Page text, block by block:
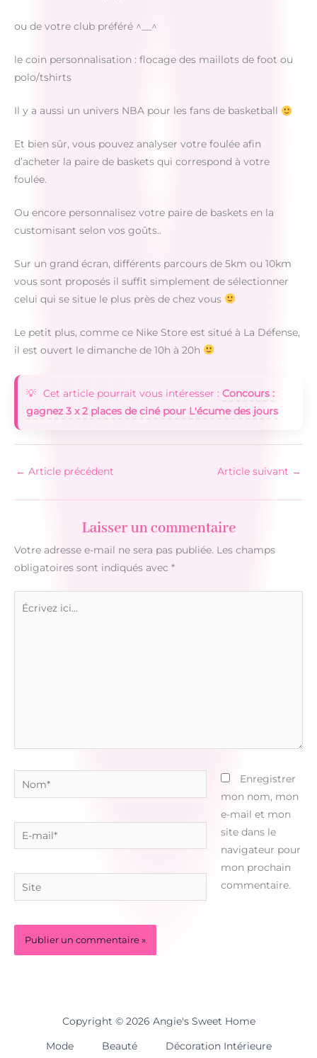
ou de votre club préféré ^__^
le coin personnalisation : flocage des maillots de foot ou
polo/tshirts
Il y a aussi un univers NBA pour les fans de basketball
Et bien sûr, vous pouvez analyser votre foulée afin
d’acheter la paire de baskets qui correspond à votre
foulée.
Ou encore personnalisez votre paire de baskets en la
customisant selon vos goûts..
Sur un grand écran, différents parcours de 5km ou 10km
vous sont proposés il suffit simplement de sélectionner
celui qui se situe le plus près de chez vous
Le petit plus, comme ce Nike Store est situé à La Défense,
il est ouvert le dimanche de 10h à 20h
Cet article pourrait vous intéresser : Concours :
gagnez 3 x 2 places de ciné pour L'écume des jours
← Article précédent Article suivant →
Laisser un commentaire
Votre adresse e-mail ne sera pas publiée. Les champs
obligatoires sont indiqués avec *
Nom*
E-
mail*
Site
Enregistrer
mon nom, mon
e-mail et mon
site dans le
navigateur pour
mon prochain
commentaire.
Copyright © 2026 Angie's Sweet Home
Mode Beauté
Décoration Intérieure